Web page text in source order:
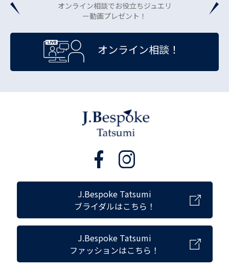
オンライン相談でお役立ちジュエリ
ー動画プレゼント！
オンライン相談！
J.Bespoke Tatsumi
ブライダルはこちら！
J.Bespoke Tatsumi
ファッションはこちら！